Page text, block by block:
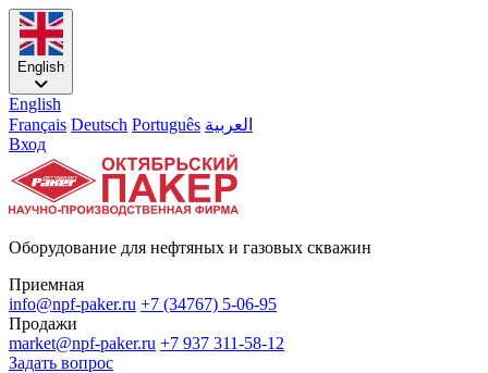
English
English
Français Deutsch Português العربية
Вход
Оборудование для нефтяных и газовых скважин
Приемная
info@npf-paker.ru +7 (34767) 5-06-95
Продажи
market@npf-paker.ru +7 937 311-58-12
Задать вопрос